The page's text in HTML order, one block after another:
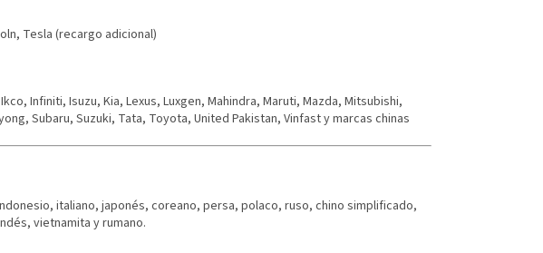
Tesla (recargo adicional)
Infiniti, Isuzu, Kia, Lexus, Luxgen, Mahindra, Maruti, Mazda, Mitsubishi,
Subaru, Suzuki, Tata, Toyota, United Pakistan, Vinfast y marcas chinas
italiano, japonés, coreano, persa, polaco, ruso, chino simplificado,
vietnamita y rumano.